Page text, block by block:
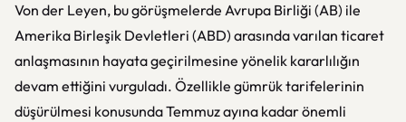
Von der Leyen, bu görüşmelerde Avrupa Birliği (AB) ile
Amerika Birleşik Devletleri (ABD) arasında varılan ticaret
anlaşmasının hayata geçirilmesine yönelik kararlılığın
devam ettiğini vurguladı. Özellikle gümrük tarifelerinin
düşürülmesi konusunda Temmuz ayına kadar önemli